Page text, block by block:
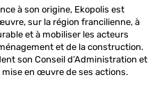
à son origine, Ekopolis est
sur la région francilienne, à
et à mobiliser les acteurs
et de la construction.
son Conseil d’Administration et
en œuvre de ses actions.